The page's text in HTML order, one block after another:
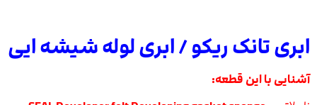
ابری تانک ریکو / ابری لوله شیشه ایی
آشنایی با این قطعه: